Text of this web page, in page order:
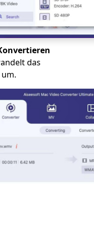
das